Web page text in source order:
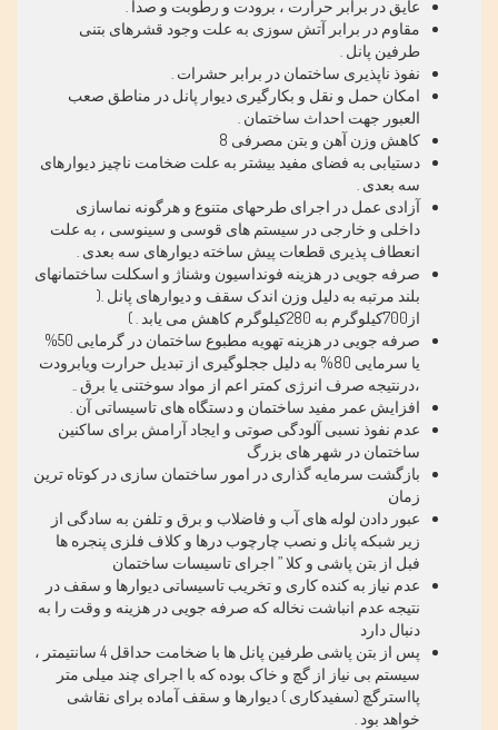
عایق در برابر حرارت ، برودت و رطوبت و صدا
مقاوم در برابر آتش سوزی به علت وجود قشرهای بتنی
طرفین پانل
نفوذ ناپذیری ساختمان در برابر حشرات
امکان حمل و نقل و بکارگیری دیوار پانل در مناطق صعب
العبور جهت احداث ساختمان
کاهش وزن آهن و بتن مصرفی 8
دستیابی به فضای مفید بیشتر به علت ضخامت ناچیز دیوارهای
سه بعدی
آزادی عمل در اجرای طرحهای متنوع و هرگونه نماسازی
داخلی و خارجی در سیستم های قوسی و سینوسی ، به علت
انعطاف پذیری قطعات پیش ساخته دیوارهای سه بعدی
صرفه جویی در هزینه فونداسیون وشناژ و اسکلت ساختمانهای
بلند مرتبه به دلیل وزن اندک سقف و دیوارهای پانل .(
از700کیلوگرم به 280کیلوگرم کاهش می یابد
. )
صرفه جویی در هزینه تهویه مطبوع ساختمان در گرمایی 50%
یا سرمایی 80
% به دلیل ججلوگیری از تبدیل حرارت ویابرودت
،درنتیجه صرف انرژی کمتر اعم از مواد سوختنی یا برق
افزایش عمر مفید ساختمان و دستگاه های تاسیساتی آن
عدم نفوذ نسبی آلودگی صوتی و ایجاد آرامش برای ساکنین
ساختمان در شهر های بزرگ
بازگشت سرمایه گذاری در امور ساختمان سازی در کوتاه ترین
زمان
عبور دادن لوله های آب و فاضلاب و برق و تلفن به سادگی از
زیر شبکه پانل و نصب چارچوب درها و کلاف فلزی پنجره ها
فبل از بتن پاشی و کلا” اجرای تاسیسات ساختمان
عدم نیاز به کنده کاری و تخریب تاسیساتی دیوارها و سقف در
نتیجه عدم انباشت نخاله که صرفه جویی در هزینه و وقت را به
دنبال دارد
پس از بتن پاشی طرفین پانل ها با ضخامت حداقل 4 سانتیمتر ،
سیستم بی نیاز از گچ و خاک بوده که با اجرای چند میلی متر
پااسترگچ (سفیدکاری ) دیوارها و سقف آماده برای نقاشی
خواهد بود